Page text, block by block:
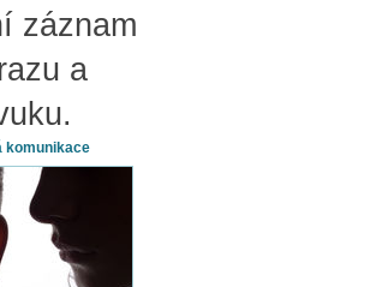
záznam
a
komunikace